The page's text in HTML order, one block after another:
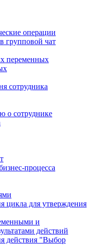
операции
групповой чат
переменных
сотрудника
о сотруднике
процесса
цикла для утверждения
и
действий
действия "Выбор